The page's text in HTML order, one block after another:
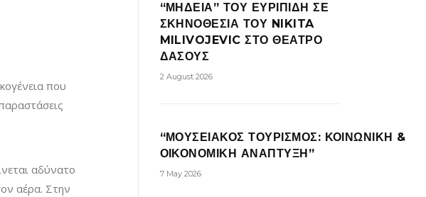
που
αδύνατο
αέρα. Στην
“ΜΗΔΕΙΑ” ΤΟΥ ΕΥΡΙΠΙΔΗ ΣΕ
ΣΚΗΝΟΘΕΣΙΑ ΤΟΥ NIKITA
MILIVOJEVIC ΣΤΟ ΘΕΑΤΡΟ
ΔΑΣΟΥΣ
2 August 2026
“ΜΟΥΣΕΙΑΚΟΣ ΤΟΥΡΙΣΜΟΣ: ΚΟΙΝΩΝΙΚΗ &
ΟΙΚΟΝΟΜΙΚΗ ΑΝΑΠΤΥΞΗ”
7 May 2026